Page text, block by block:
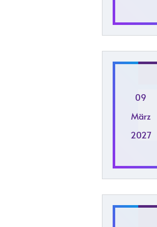
09
März
2027